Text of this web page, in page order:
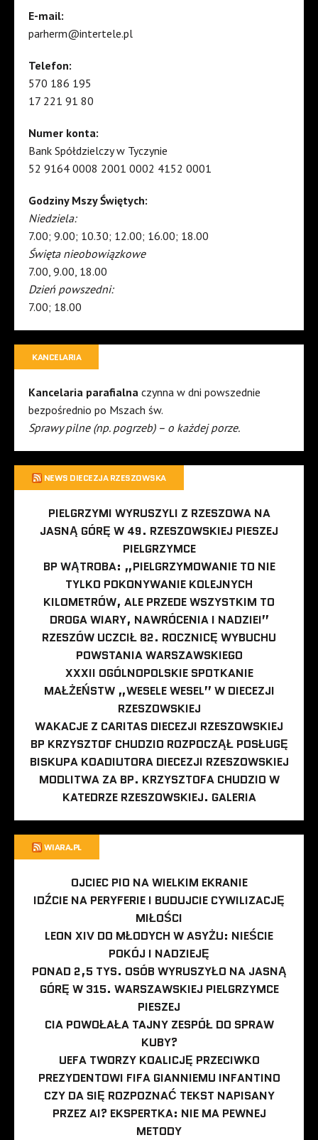
E-mail:
parherm@intertele.pl
Telefon:
570 186 195
17 221 91 80
Numer konta:
Bank Spółdzielczy w Tyczynie
52 9164 0008 2001 0002 4152 0001
Godziny Mszy Świętych:
Niedziela:
7.00; 9.00; 10.30; 12.00; 16.00; 18.00
Święta nieobowiązkowe
7.00, 9.00, 18.00
Dzień powszedni:
7.00; 18.00
KANCELARIA
Kancelaria parafialna czynna w dni powszednie
bezpośrednio po Mszach św.
Sprawy pilne (np. pogrzeb) – o każdej porze.
NEWS DIECEZJA RZESZOWSKA
PIELGRZYMI WYRUSZYLI Z RZESZOWA NA
JASNĄ GÓRĘ W 49. RZESZOWSKIEJ PIESZEJ
PIELGRZYMCE
BP WĄTROBA: „PIELGRZYMOWANIE TO NIE
TYLKO POKONYWANIE KOLEJNYCH
KILOMETRÓW, ALE PRZEDE WSZYSTKIM TO
DROGA WIARY, NAWRÓCENIA I NADZIEI”
RZESZÓW UCZCIŁ 82. ROCZNICĘ WYBUCHU
POWSTANIA WARSZAWSKIEGO
XXXII OGÓLNOPOLSKIE SPOTKANIE
MAŁŻEŃSTW „WESELE WESEL” W DIECEZJI
RZESZOWSKIEJ
WAKACJE Z CARITAS DIECEZJI RZESZOWSKIEJ
BP KRZYSZTOF CHUDZIO ROZPOCZĄŁ POSŁUGĘ
BISKUPA KOADIUTORA DIECEZJI RZESZOWSKIEJ
MODLITWA ZA BP. KRZYSZTOFA CHUDZIO W
KATEDRZE RZESZOWSKIEJ. GALERIA
WIARA.PL
OJCIEC PIO NA WIELKIM EKRANIE
IDŹCIE NA PERYFERIE I BUDUJCIE CYWILIZACJĘ
MIŁOŚCI
LEON XIV DO MŁODYCH W ASYŻU: NIEŚCIE
POKÓJ I NADZIEJĘ
PONAD 2,5 TYS. OSÓB WYRUSZYŁO NA JASNĄ
GÓRĘ W 315. WARSZAWSKIEJ PIELGRZYMCE
PIESZEJ
CIA POWOŁAŁA TAJNY ZESPÓŁ DO SPRAW
KUBY?
UEFA TWORZY KOALICJĘ PRZECIWKO
PREZYDENTOWI FIFA GIANNIEMU INFANTINO
CZY DA SIĘ ROZPOZNAĆ TEKST NAPISANY
PRZEZ AI? EKSPERTKA: NIE MA PEWNEJ
METODY